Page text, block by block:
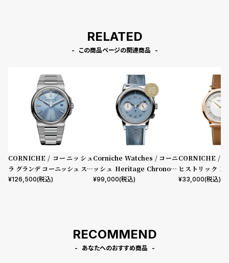
RELATED
この商品ページの関連商品
CORNICHE / コーニッシュ
ラ グランデ コーニッシュ ステ
ンレススチール ブルーホライ
¥126,500(税込)
Corniche Watches / コーニ
ッシュ Heritage Chronogr
aph Visage ステンレス
¥99,000(税込)
CORNICHE /
ヒストリック
ーズゴールド
¥33,000(税込)
RECOMMEND
あなたへのおすすめ商品